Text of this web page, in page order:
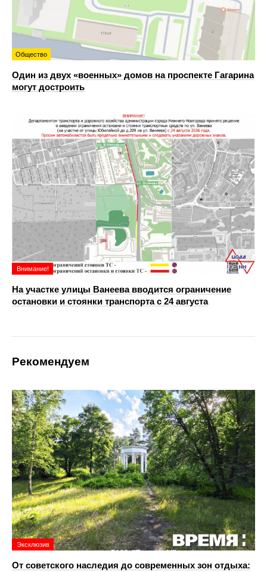
Общество
Один из двух «военных» домов на проспекте Гагарина
могут достроить
Внимание!
На участке улицы Ванеева вводится ограничение
остановки и стоянки транспорта с 24 августа
Рекомендуем
Эксклюзив
От советского наследия до современных зон отдыха: